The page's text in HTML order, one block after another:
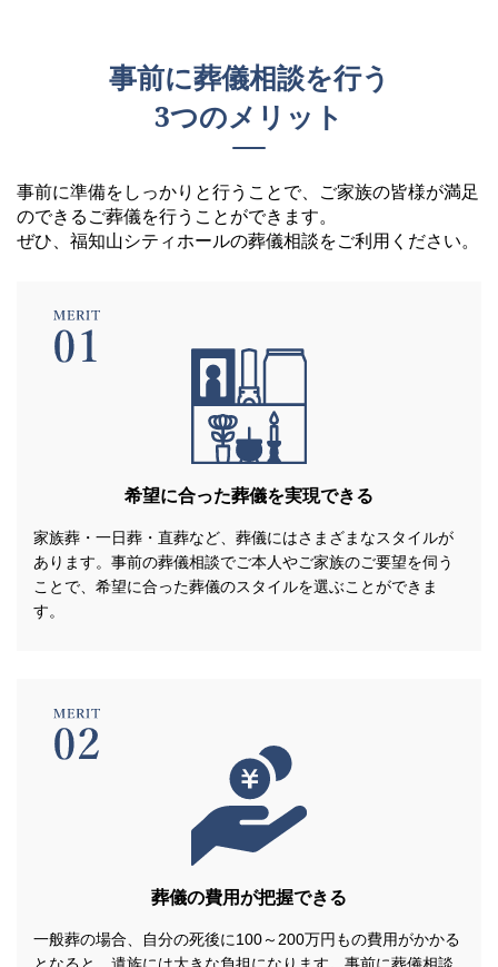
事前に葬儀相談を行う
3つのメリット
事前に準備をしっかりと行うことで、ご家族の皆様が満足
のできるご葬儀を行うことができます。
ぜひ、福知山シティホールの葬儀相談をご利用ください。
希望に合った葬儀を実現できる
家族葬・一日葬・直葬など、葬儀にはさまざまなスタイルが
あります。事前の葬儀相談でご本人やご家族のご要望を伺う
ことで、希望に合った葬儀のスタイルを選ぶことができま
す。
葬儀の費用が把握できる
一般葬の場合、自分の死後に100～200万円もの費用がかかる